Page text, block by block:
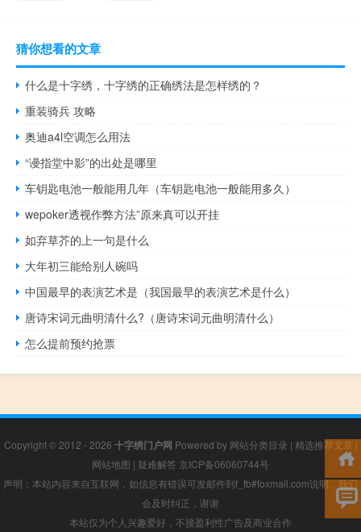
猜你想看的文章
什么是十字绣，十字绣的正确绣法是怎样绣的？
重装骑兵 攻略
奥迪a4l空调怎么用法
“谩指堂中影”的出处是哪里
车钥匙电池一般能用几年（车钥匙电池一般能用多久）
wepoker透视作弊方法”原来真可以开挂
如弃草芥的上一句是什么
大年初三能给别人碗吗
中国最早的表演艺术是（我国最早的表演艺术是什么）
唐诗宋词元曲明清什么?（唐诗宋词元曲明清什么）
怎么提前预约抢票
Copyright © 2012 - 2026 十字绣门户网 Powered by 网站分类目录 | 精选推荐文章 |
网站地图 | 疑难解答 京ICP备06060744号
声明：本站内容来自互联网，如信息有错误可发邮件到f_fb#foxmail.com说明，我们
会及时纠正，谢谢
本站仅为个人兴趣爱好，不接盈利性广告及商业合作